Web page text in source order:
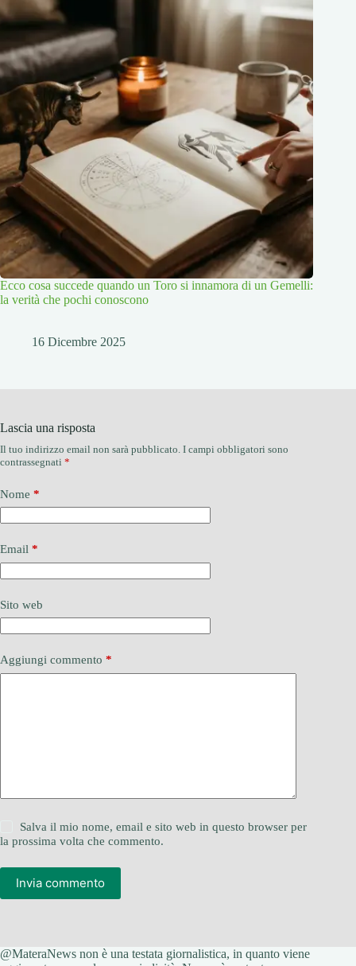
Ecco cosa succede quando un Toro si innamora di un Gemelli:
la verità che pochi conoscono
16 Dicembre 2025
Lascia una risposta
Il tuo indirizzo email non sarà pubblicato. I campi obbligatori sono
contrassegnati *
Nome *
Email *
Sito web
Aggiungi commento *
Salva il mio nome, email e sito web in questo browser per
la prossima volta che commento.
Invia commento
@MateraNews non è una testata giornalistica, in quanto viene